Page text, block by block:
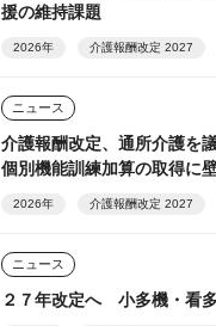
援の維持課題
2026年 介護報酬改定 2027
ニュース
介護報酬改定、通所介護を
個別機能訓練加算の取得に
2026年 介護報酬改定 2027
ニュース
２７年改定へ 小多機・看